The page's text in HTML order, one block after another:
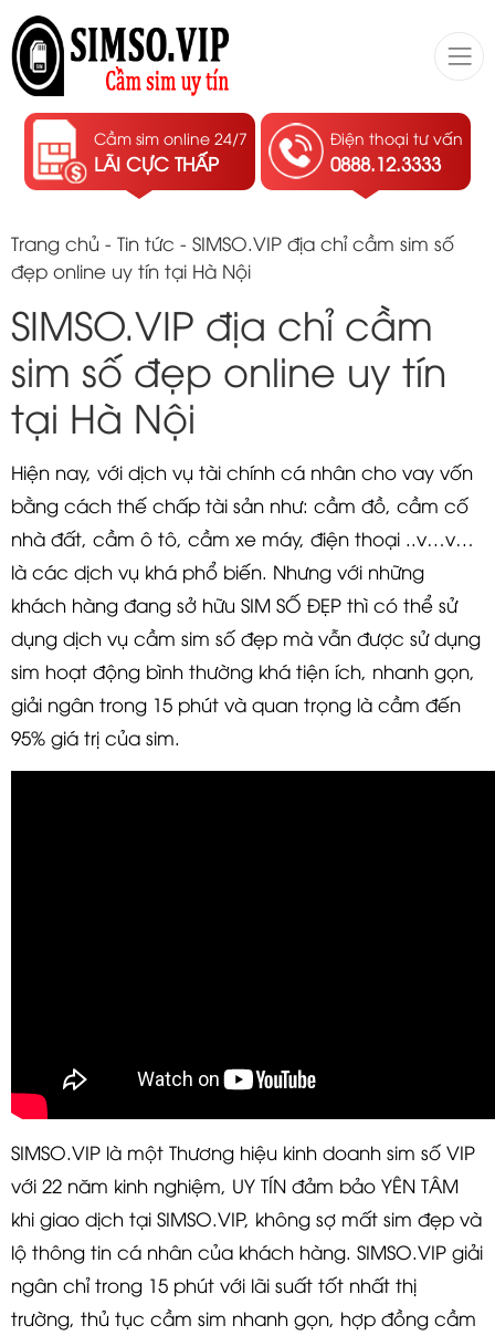
Cầm sim online 24/7
LÃI CỰC THẤP
Điện thoại tư vấn
0888.12.3333
Trang chủ - Tin tức - SIMSO.VIP địa chỉ cầm sim số
đẹp online uy tín tại Hà Nội
SIMSO.VIP địa chỉ cầm
sim số đẹp online uy tín
tại Hà Nội
Hiện nay, với dịch vụ tài chính cá nhân cho vay vốn
bằng cách thế chấp tài sản như: cầm đồ, cầm cố
nhà đất, cầm ô tô, cầm xe máy, điện thoại ..v…v…
là các dịch vụ khá phổ biến. Nhưng với những
khách hàng đang sở hữu SIM SỐ ĐẸP thì có thể sử
dụng dịch vụ cầm sim số đẹp mà vẫn được sử dụng
sim hoạt động bình thường khá tiện ích, nhanh gọn,
giải ngân trong 15 phút và quan trọng là cầm đến
95% giá trị của sim.
SIMSO.VIP là một Thương hiệu kinh doanh sim số VIP
với 22 năm kinh nghiệm, UY TÍN đảm bảo YÊN TÂM
khi giao dịch tại SIMSO.VIP, không sợ mất sim đẹp và
lộ thông tin cá nhân của khách hàng. SIMSO.VIP giải
ngân chỉ trong 15 phút với lãi suất tốt nhất thị
trường, thủ tục cầm sim nhanh gọn, hợp đồng cầm